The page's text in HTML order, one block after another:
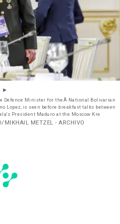
Defence Minister for theÂ National Bolivarian
Lopez, is seen before breakfast talks between
President Maduro at the Moscow Kre
MIKHAIL METZEL - ARCHIVO